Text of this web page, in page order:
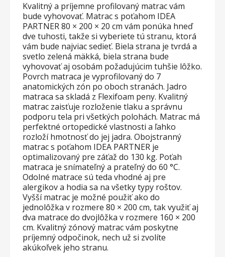
Kvalitný a príjemne profilovaný matrac vám
bude vyhovovať. Matrac s poťahom IDEA
PARTNER 80 × 200 × 20 cm vám ponúka hneď
dve tuhosti, takže si vyberiete tú stranu, ktorá
vám bude najviac sedieť. Biela strana je tvrdá a
svetlo zelená mäkká, biela strana bude
vyhovovať aj osobám požadujúcim tuhšie lôžko.
Povrch matraca je vyprofilovaný do 7
anatomických zón po oboch stranách. Jadro
matraca sa skladá z Flexifoam peny. Kvalitný
matrac zaisťuje rozloženie tlaku a správnu
podporu tela pri všetkých polohách. Matrac má
perfektné ortopedické vlastnosti a ľahko
rozloží hmotnosť do jej jadra. Obojstranný
matrac s poťahom IDEA PARTNER je
optimalizovaný pre záťaž do 130 kg. Poťah
matraca je snímateľný a prateľný do 60 °C.
Odolné matrace sú teda vhodné aj pre
alergikov a hodia sa na všetky typy roštov.
Vyšší matrac je možné použiť ako do
jednolôžka v rozmere 80 × 200 cm, tak využiť aj
dva matrace do dvojlôžka v rozmere 160 × 200
cm. Kvalitný zónový matrac vám poskytne
príjemný odpočinok, nech už si zvolíte
akúkoľvek jeho stranu.